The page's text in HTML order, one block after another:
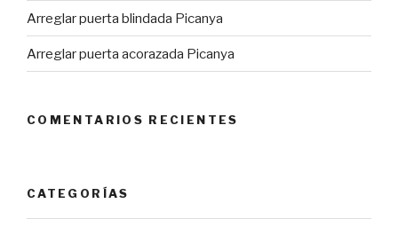
Arreglar puerta blindada Picanya
Arreglar puerta acorazada Picanya
COMENTARIOS RECIENTES
CATEGORÍAS